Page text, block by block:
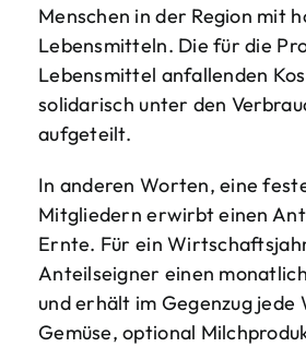
Menschen in der Region mit
Lebens­mitteln. Die für die
Lebens­mittel anfallenden
solidarisch unter den
aufgeteilt.
In anderen Worten, eine
Mitgliedern erwirbt einen
Ernte. Für ein
Anteilseigner einen
und erhält im Gegenzug jede
Gemüse, optional